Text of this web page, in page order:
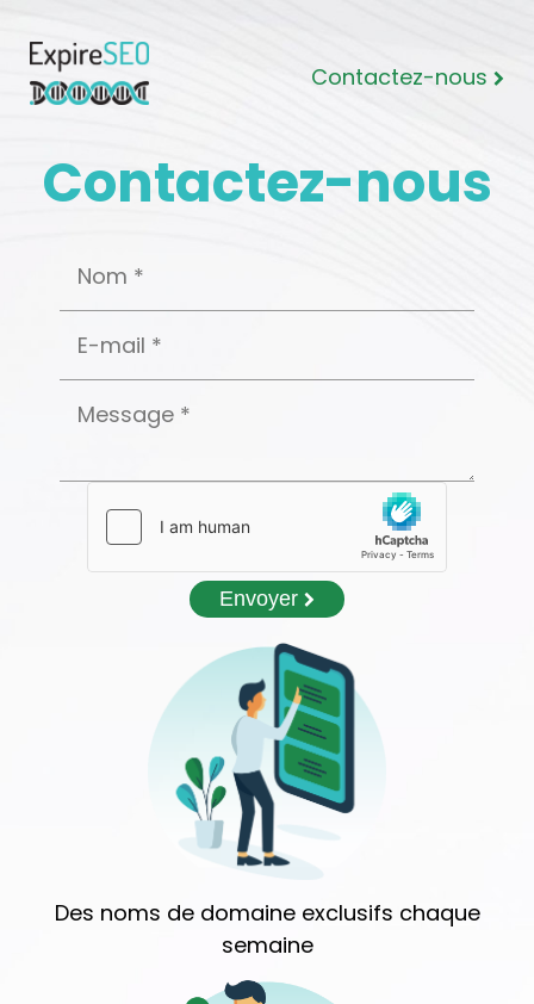
Contactez-nous
Contactez-nous
Envoyer
Des noms de domaine exclusifs chaque
semaine